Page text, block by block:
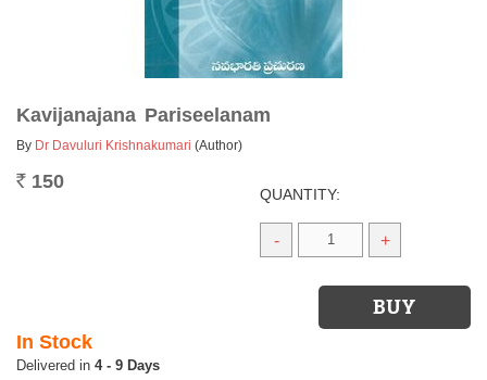
Kavijanajana Pariseelanam
By Dr Davuluri Krishnakumari (Author)
Rs. 150
QUANTITY:
- +
In Stock
4 - 9 Days